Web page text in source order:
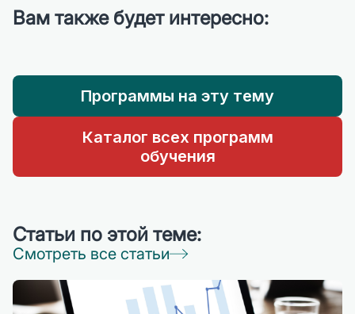
Вам также будет интересно:
Программы на эту тему
Каталог всех программ
обучения
Статьи по этой теме:
Смотреть все статьи